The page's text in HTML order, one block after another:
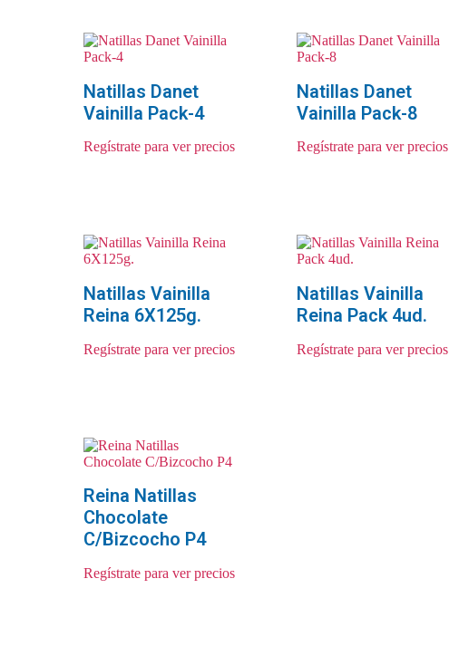
Natillas Danet
Vainilla Pack-4
Regístrate para ver precios
Natillas Danet
Vainilla Pack-8
Regístrate para ver precios
Natillas Vainilla
Reina 6X125g.
Regístrate para ver precios
Natillas Vainilla
Reina Pack 4ud.
Regístrate para ver precios
Reina Natillas
Chocolate
C/Bizcocho P4
Regístrate para ver precios